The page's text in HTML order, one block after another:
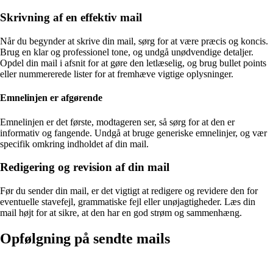
Skrivning af en effektiv mail
Når du begynder at skrive din mail, sørg for at være præcis og koncis.
Brug en klar og professionel tone, og undgå unødvendige detaljer.
Opdel din mail i afsnit for at gøre den letlæselig, og brug bullet points
eller nummererede lister for at fremhæve vigtige oplysninger.
Emnelinjen er afgørende
Emnelinjen er det første, modtageren ser, så sørg for at den er
informativ og fangende. Undgå at bruge generiske emnelinjer, og vær
specifik omkring indholdet af din mail.
Redigering og revision af din mail
Før du sender din mail, er det vigtigt at redigere og revidere den for
eventuelle stavefejl, grammatiske fejl eller unøjagtigheder. Læs din
mail højt for at sikre, at den har en god strøm og sammenhæng.
Opfølgning på sendte mails